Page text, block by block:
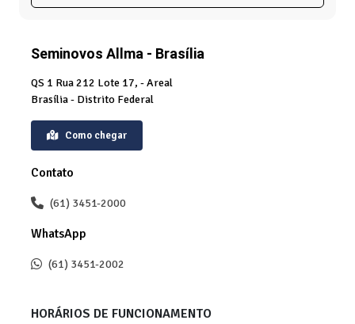
Seminovos Allma - Brasília
QS 1 Rua 212 Lote 17, - Areal
Brasília - Distrito Federal
Como chegar
Contato
(61) 3451-2000
WhatsApp
(61) 3451-2002
HORÁRIOS DE FUNCIONAMENTO